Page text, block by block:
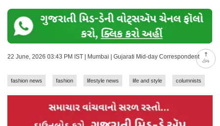
ટોચ
22 June, 2026 03:43 PM IST | Mumbai | Gujarati Mid-day Correspondent
fashion news fashion lifestyle news life and style columnists